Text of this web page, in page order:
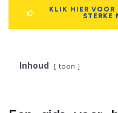
KLIK HIER VOOR
STERKE
Inhoud toon